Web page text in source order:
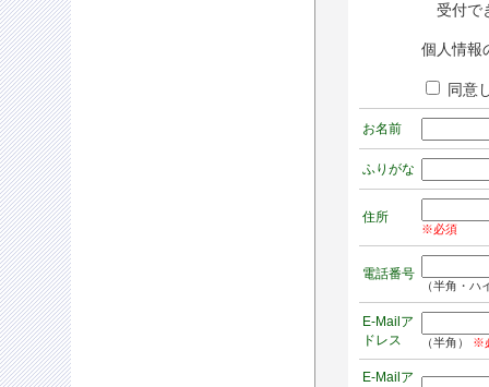
受付で
個人情報
同意
お名前
ふりがな
住所
※必須
電話番号
（半角・
E-Mailア
ドレス
（半角） ※
E-Mailア